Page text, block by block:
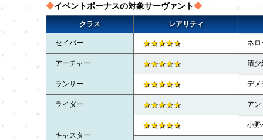
◆イベントボーナスの対象サーヴァント◆
クラス レアリティ
セイバー ★★★★★ ネ
アーチャー ★★★★★ 清少
ランサー ★★★★★ デメ
ライダー ★★★★★ ア
キャスター
★★★★★ 小野